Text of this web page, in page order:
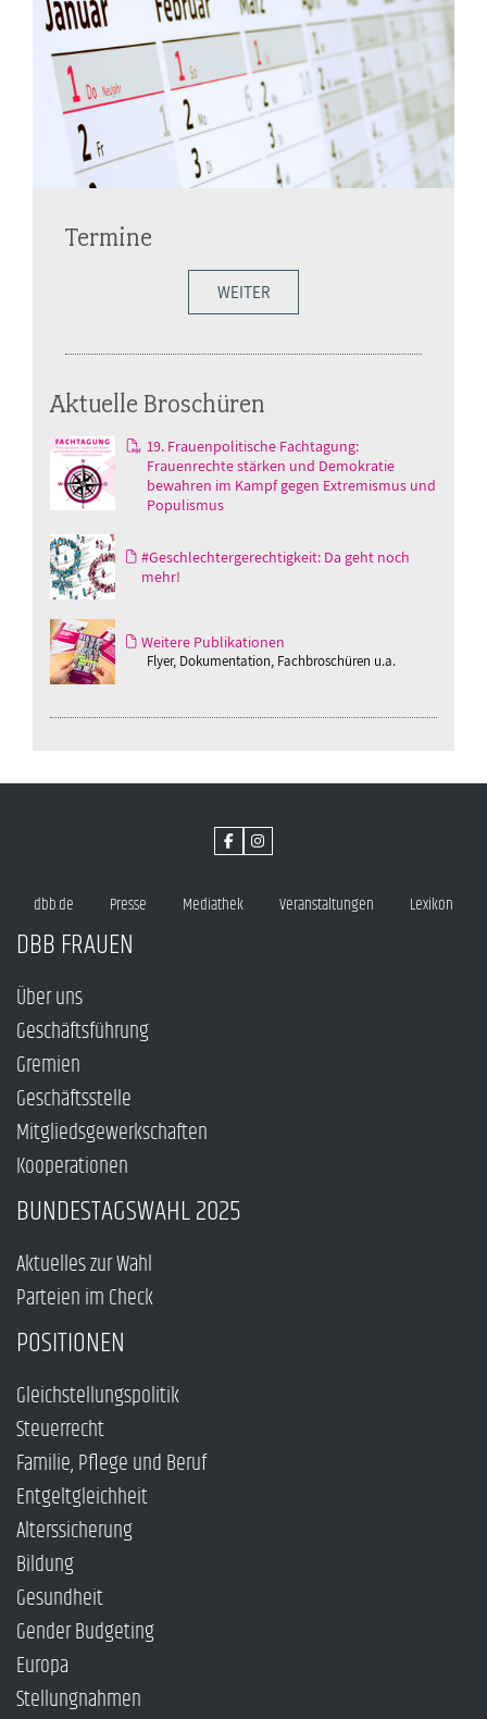
Termine
WEITER
Aktuelle Broschüren
19. Frauenpolitische Fachtagung:
Frauenrechte stärken und Demokratie
bewahren im Kampf gegen Extremismus und
Populismus
#Geschlechtergerechtigkeit: Da geht noch
mehr!
Weitere Publikationen
Flyer, Dokumentation, Fachbroschüren u.a.
dbb.de Presse Mediathek Veranstaltungen Lexikon
DBB FRAUEN
Über uns
Geschäftsführung
Gremien
Geschäftsstelle
Mitgliedsgewerkschaften
Kooperationen
BUNDESTAGSWAHL 2025
Aktuelles zur Wahl
Parteien im Check
POSITIONEN
Gleichstellungspolitik
Steuerrecht
Familie, Pflege und Beruf
Entgeltgleichheit
Alterssicherung
Bildung
Gesundheit
Gender Budgeting
Europa
Stellungnahmen